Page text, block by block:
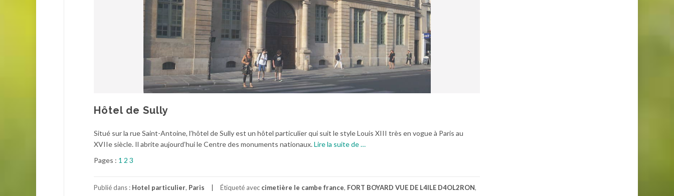
Hôtel de Sully
Situé sur la rue Saint-Antoine, l’hôtel de Sully est un hôtel particulier qui suit le style Louis XIII très en vogue à Paris au
XVIIe siècle. Il abrite aujourd’hui le Centre des monuments nationaux.Lire la suite de…
Pages : 1 2 3
Publié dans : Hotel particulier, Paris Étiqueté avec cimetière le cambe france, FORT BOYARD VUE DE L4ILE D4OL2RON,